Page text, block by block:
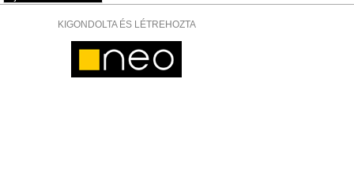
KIGONDOLTA ÉS LÉTREHOZTA